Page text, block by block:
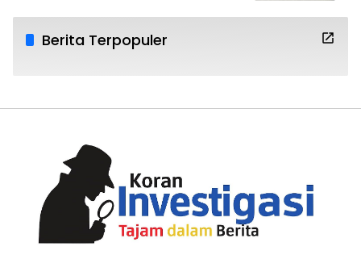
Berita Terpopuler